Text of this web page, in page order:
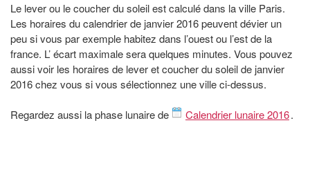
Le lever ou le coucher du soleil est calculé dans la ville Paris.
Les horaires du calendrier de janvier 2016 peuvent dévier un
peu si vous par exemple habitez dans l’ouest ou l’est de la
france. L’ écart maximale sera quelques minutes. Vous pouvez
aussi voir les horaires de lever et coucher du soleil de janvier
2016 chez vous si vous sélectionnez une ville ci-dessus.
Regardez aussi la phase lunaire de Calendrier lunaire 2016.